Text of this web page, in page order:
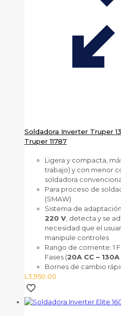
Soldadora Inverter Truper
Truper 11787
Ligera y compacta,
trabajo) y con menor
soldadora
Para proceso de
(SMAW)
Sistema de
220 V , detecta y se
necesidad que el
manipule controles
Rango de corriente: 1
Fases (20A CC – 130A
Bornes de cambio
L 3,950.00